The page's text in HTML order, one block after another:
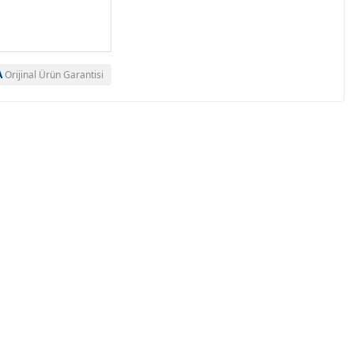
Orijinal Ürün Garantisi